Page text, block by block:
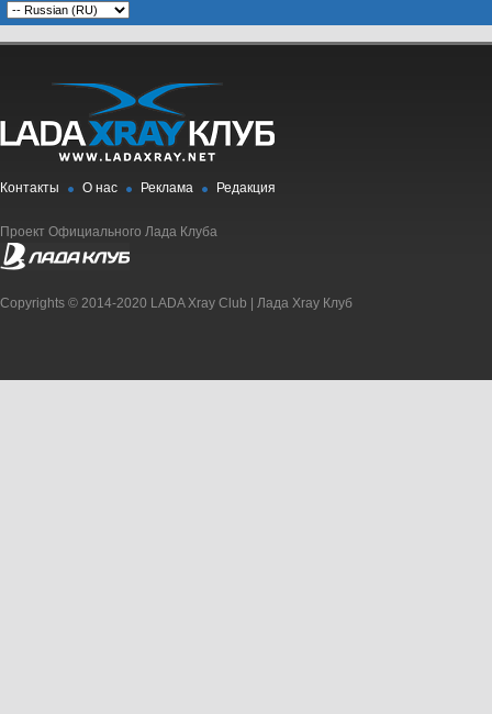
Контакты О нас Реклама Редакция
Проект Официального Лада Клуба
Copyrights © 2014-2020 LADA Xray Club | Лада Xray Клуб